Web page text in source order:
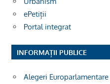
ePetiții
Portal integrat
INFORMAȚII PUBLICE
Alegeri